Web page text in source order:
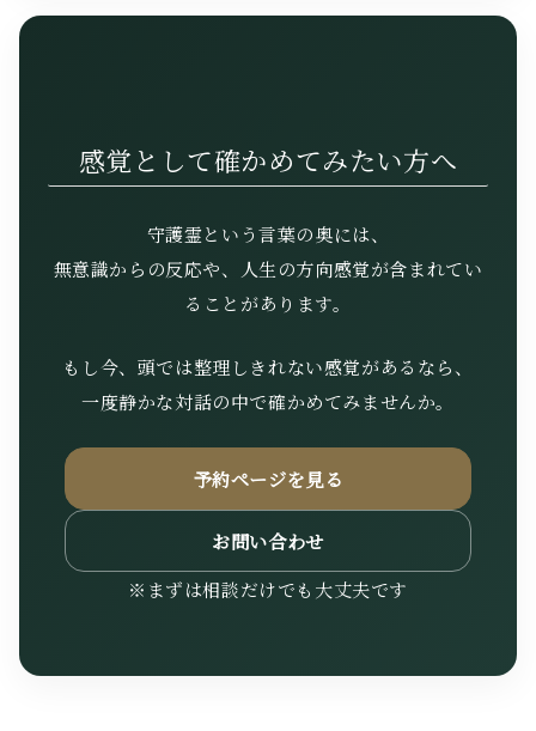
感覚として確かめてみたい方へ
守護霊という言葉の奥には、
無意識からの反応や、人生の方向感覚が含まれてい
ることがあります。
もし今、頭では整理しきれない感覚があるなら、
一度静かな対話の中で確かめてみませんか。
予約ページを見る
お問い合わせ
※まずは相談だけでも大丈夫です